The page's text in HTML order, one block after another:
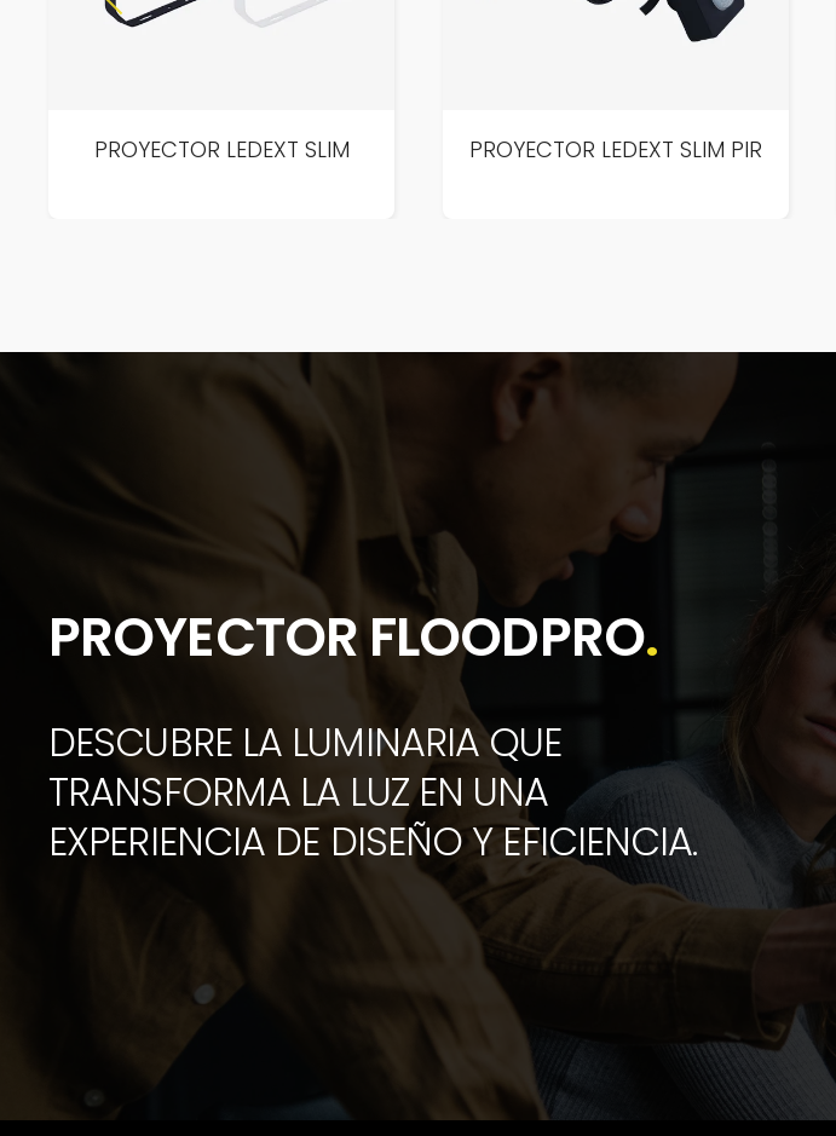
PROYECTOR LEDEXT SLIM PROYECTOR LEDEXT SLIM PIR
PROYECTOR FLOODPRO.
DESCUBRE LA LUMINARIA QUE
TRANSFORMA LA LUZ EN UNA
EXPERIENCIA DE DISEÑO Y EFICIENCIA.